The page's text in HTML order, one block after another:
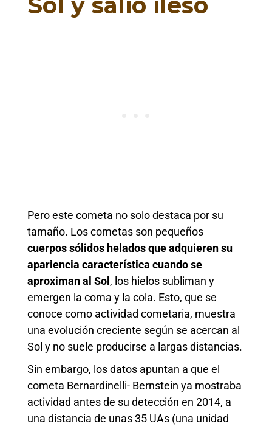
Pero este cometa no solo destaca por su
tamaño. Los cometas son pequeños
cuerpos sólidos helados que adquieren su
apariencia característica cuando se
aproximan al Sol , los hielos subliman y
emergen la coma y la cola. Esto, que se
conoce como actividad cometaria, muestra
una evolución creciente según se acercan al
Sol y no suele producirse a largas distancias.
Sin embargo, los datos apuntan a que el
cometa Bernardinelli- Bernstein ya mostraba
actividad antes de su detección en 2014, a
una distancia de unas 35 UAs (una unidad